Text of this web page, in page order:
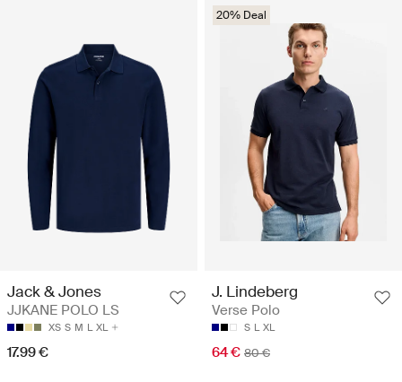
Jack & Jones
JJKANE POLO LS
XS S M L XL
17.99 €
20% Deal
J. Lindeberg
Verse Polo
S L XL
64 € 80 €